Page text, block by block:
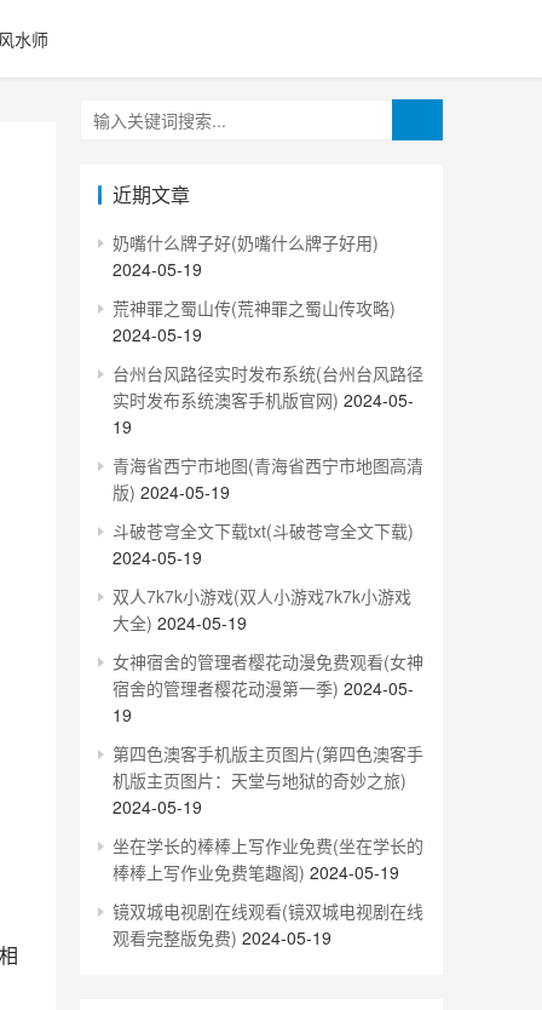
水师
近期文章
奶嘴什么牌子好(奶嘴什么牌子好用)
2024-05-19
荒神罪之蜀山传(荒神罪之蜀山传攻略)
2024-05-19
台州台风路径实时发布系统(台州台风路径
实时发布系统澳客手机版官网) 2024-05-
19
青海省西宁市地图(青海省西宁市地图高清
版) 2024-05-19
斗破苍穹全文下载txt(斗破苍穹全文下载)
2024-05-19
双人7k7k小游戏(双人小游戏7k7k小游戏
大全) 2024-05-19
女神宿舍的管理者樱花动漫免费观看(女神
宿舍的管理者樱花动漫第一季) 2024-05-
19
第四色澳客手机版主页图片(第四色澳客手
机版主页图片：天堂与地狱的奇妙之旅)
2024-05-19
坐在学长的棒棒上写作业免费(坐在学长的
棒棒上写作业免费笔趣阁) 2024-05-19
镜双城电视剧在线观看(镜双城电视剧在线
观看完整版免费) 2024-05-19